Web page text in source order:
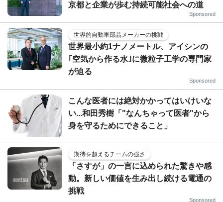
京都と企業が歩む持続可能社会への道
Sponsored
世界的自動車部品メーカーの挑戦
世界最小約1ナノメートル、アイシンの
｢空気から作る水｣に微粒子工学の専門家
が迫る
Sponsored
こんな医者には絶対かかってはいけいな
い...和田秀樹「"なんちゃって医者"から
身を守るためにできること」
期待を超えるチームの強さ
「さすが」の一言に込められた驚きや感
動。新しい価値を生み出し続ける電通の
挑戦
Sponsored